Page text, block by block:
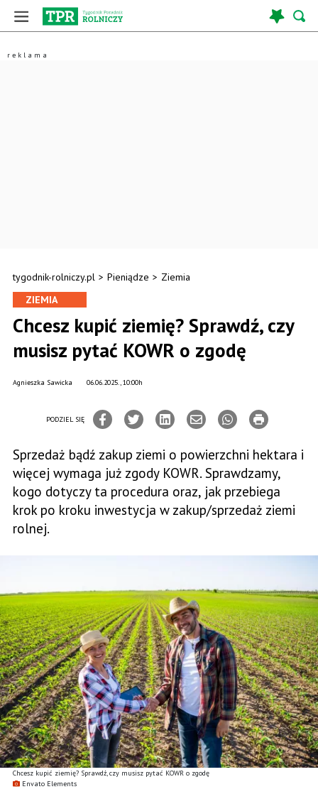
tygodnik-rolniczy.pl > Pieniądze > Ziemia
Chcesz kupić ziemię? Sprawdź, czy musisz pytać KOWR o zgodę
Envato Elements
ZIEMIA
Chcesz kupić ziemię? Sprawdź, czy
musisz pytać KOWR o zgodę
06.06.2025., 10:00h
Agnieszka Sawicka
PODZIEL SIĘ
Sprzedaż bądź zakup ziemi o powierzchni hektara i
więcej wymaga już zgody KOWR. Sprawdzamy,
kogo dotyczy ta procedura oraz, jak przebiega
krok po kroku inwestycja w zakup/sprzedaż ziemi
rolnej.